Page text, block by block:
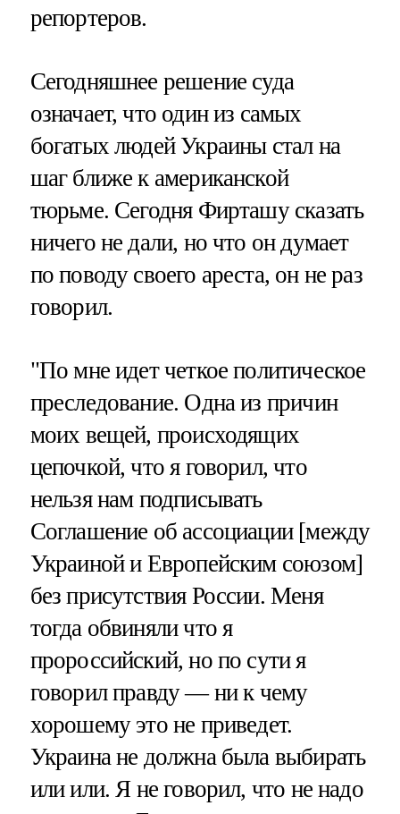
репортеров.
Сегодняшнее решение суда
означает, что один из самых
богатых людей Украины стал на
шаг ближе к американской
тюрьме. Сегодня Фирташу сказать
ничего не дали, но что он думает
по поводу своего ареста, он не раз
говорил.
"По мне идет четкое политическое
преследование. Одна из причин
моих вещей, происходящих
цепочкой, что я говорил, что
нельзя нам подписывать
Cоглашение об ассоциации [между
Украиной и Европейским союзом]
без присутствия России. Меня
тогда обвиняли что я
пророссийский, но по сути я
говорил правду — ни к чему
хорошему это не приведет.
Украина не должна была выбирать
или или. Я не говорил, что не надо